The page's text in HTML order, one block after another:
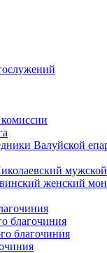
Валуйской
женский
благочиния
благочиния